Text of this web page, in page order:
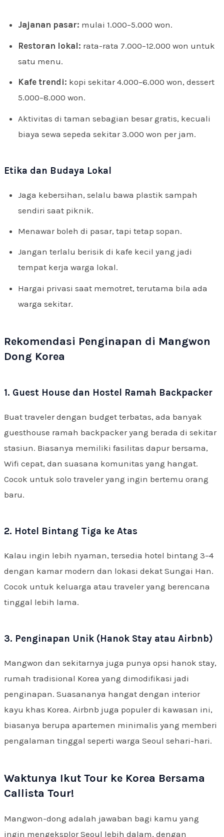
Jajanan pasar: mulai 1.000–5.000 won.
Restoran lokal: rata-rata 7.000–12.000 won untuk
satu menu.
Kafe trendi: kopi sekitar 4.000–6.000 won, dessert
5.000–8.000 won.
Aktivitas di taman sebagian besar gratis, kecuali
biaya sewa sepeda sekitar 3.000 won per jam.
Etika dan Budaya Lokal
Jaga kebersihan, selalu bawa plastik sampah
sendiri saat piknik.
Menawar boleh di pasar, tapi tetap sopan.
Jangan terlalu berisik di kafe kecil yang jadi
tempat kerja warga lokal.
Hargai privasi saat memotret, terutama bila ada
warga sekitar.
Rekomendasi Penginapan di Mangwon
Dong Korea
1. Guest House dan Hostel Ramah Backpacker
Buat traveler dengan budget terbatas, ada banyak
guesthouse ramah backpacker yang berada di sekitar
stasiun. Biasanya memiliki fasilitas dapur bersama,
Wifi cepat, dan suasana komunitas yang hangat.
Cocok untuk solo traveler yang ingin bertemu orang
baru.
2. Hotel Bintang Tiga ke Atas
Kalau ingin lebih nyaman, tersedia hotel bintang 3–4
dengan kamar modern dan lokasi dekat Sungai Han.
Cocok untuk keluarga atau traveler yang berencana
tinggal lebih lama.
3. Penginapan Unik (Hanok Stay atau Airbnb)
Mangwon dan sekitarnya juga punya opsi hanok stay,
rumah tradisional Korea yang dimodifikasi jadi
penginapan. Suasananya hangat dengan interior
kayu khas Korea. Airbnb juga populer di kawasan ini,
biasanya berupa apartemen minimalis yang memberi
pengalaman tinggal seperti warga Seoul sehari-hari.
Waktunya Ikut Tour ke Korea Bersama
Callista Tour!
Mangwon-dong adalah jawaban bagi kamu yang
ingin mengeksplor Seoul lebih dalam, dengan